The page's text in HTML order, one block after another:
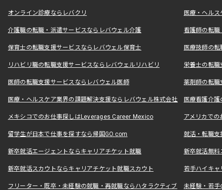
オンライン診療ならレバクリ 医療・ヘル
介護職の転職・派遣サービスならレバウェル介護 看護師の転
保育士の転職支援サービスならレバウェル保育士 医療技師の
リハビリ職の転職支援サービスならレバウェルリハビリ 栄養士の転
医師の転職支援サービスならレバウェル医師 薬剤師の転
医療・ヘルスケア業界の課題解決支援ならレバウェル株式会社 医療看護介
メキシコでのお仕事探しはLeverages Career Mexico アメリカで
留学生が日本で仕事を探すなら帰国GO.com 就活・転職
新卒就活エージェントならキャリアチケット就職 新卒就活無料
新卒就活スカウトならキャリアチケット就職スカウト 若手ハイキ
フリーター・既卒・未経験の就職・再就職ならハタラクティブ 未経験・若手